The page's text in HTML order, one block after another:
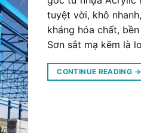
tuyệt vời, khô
kháng hóa chất,
Sơn sắt mạ kẽm là
CONTINUE READING →